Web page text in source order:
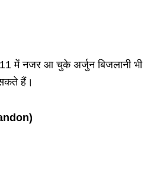
में नजर आ चुके अर्जुन बिजलानी भी
हैं।